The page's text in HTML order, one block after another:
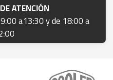
ATENCIÓN
a13:30 y de 18:00 a